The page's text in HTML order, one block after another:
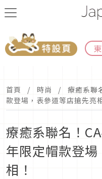
首頁 時尚
療癒系聯
款登場，表參道等店搶先亮
療癒系聯名！
年限定帽款登
相！